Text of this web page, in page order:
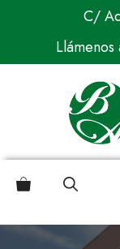
contenido
C/
Llámenos